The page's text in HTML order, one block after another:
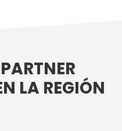
LA REGIÓN